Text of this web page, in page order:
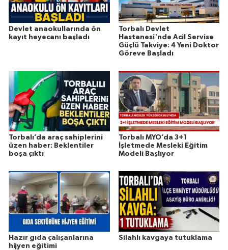
Devlet anaokullarında ön
kayıt heyecanı başladı
Torbalı Devlet
Hastanesi'nde Acil Servise
Güçlü Takviye: 4 Yeni Doktor
Göreve Başladı
Torbalı’da araç sahiplerini
üzen haber: Beklentiler
boşa çıktı
Torbalı MYO’da 3+1
İşletmede Mesleki Eğitim
Modeli Başlıyor
Hazır gıda çalışanlarına
hijyen eğitimi
Silahlı kavgaya tutuklama